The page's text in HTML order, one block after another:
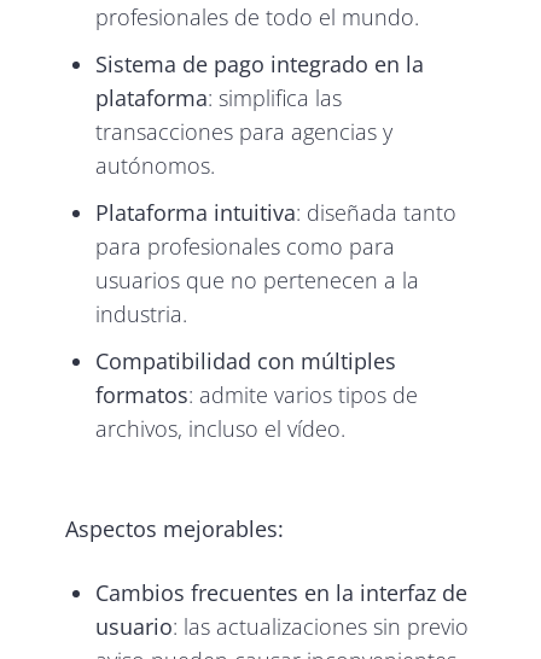
profesionales de todo el mundo.
Sistema de pago integrado en la
plataforma: simplifica las
transacciones para agencias y
autónomos.
Plataforma intuitiva: diseñada tanto
para profesionales como para
usuarios que no pertenecen a la
industria.
Compatibilidad con múltiples
formatos: admite varios tipos de
archivos, incluso el vídeo.
Aspectos mejorables:
Cambios frecuentes en la interfaz de
usuario: las actualizaciones sin previo